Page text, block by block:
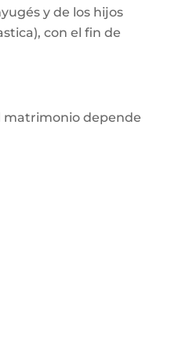
y de los hijos
con el fin de
matrimonio depende